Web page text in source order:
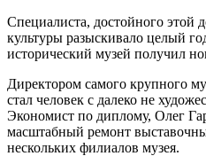
Специалиста, достойного этой
культуры разыскивало целый
исторический музей получил
Директором самого крупного
стал человек с далеко не
Экономист по диплому, Олег
масштабный ремонт
нескольких филиалов музея.